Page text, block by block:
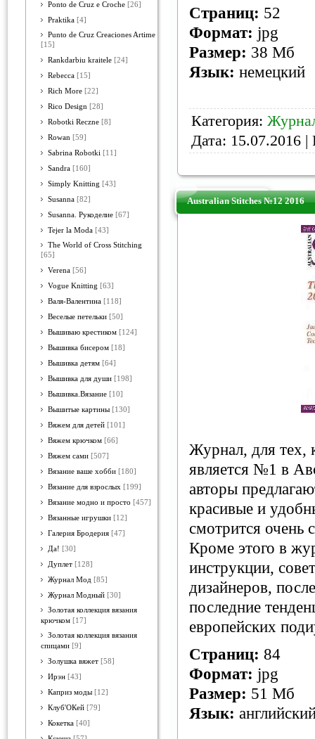
Ponto de Cruz e Croche [26]
Praktika [4]
Punto de Cruz Creaciones Artime
[15]
Rankdarbiu kraitele [24]
Rebecca [15]
Rich More [22]
Rico Design [28]
Robotki Reczne [8]
Rowan [59]
Sabrina Robotki [11]
Sandra [160]
Simply Knitting [43]
Susanna [82]
Susanna. Рукоделие [67]
Tejer la Moda [43]
The World of Cross Stitching
[65]
Verena [56]
Vogue Knitting [63]
Валя-Валентина [118]
Веселые петельки [50]
Вышиваю крестиком [124]
Вышивка бисером [18]
Вышивка детям [64]
Вышивка для души [198]
Вышивка.Вязание [10]
Вышитые картины [130]
Вяжем для детей [101]
Вяжем крючком [66]
Вяжем сами [507]
Вязание ваше хобби [180]
Вязание для взрослых [199]
Вязание модно и просто [457]
Вязанные игрушки [12]
Галерия Бродерия [47]
Да! [30]
Дуплет [128]
Журнал Мод [85]
Журнал Модный [30]
Золотая коллекция вязания
крючком [17]
Золотая коллекция вязания
спицами [9]
Золушка вяжет [58]
Ирэн [43]
Каприз моды [12]
Клуб'ОКей [79]
Кокетка [40]
Страниц: 52
Формат: jpg
Размер: 38 Мб
Язык: немецкий
Категория:
Дата: 15.07.2016 |
Australian Stitches №12 2016
Журнал, для тех,
является №1 в
авторы
красивые и
смотрится очень
Кроме этого в
инструкции,
дизайнеров,
последние
европейских
Страниц: 84
Формат: jpg
Размер: 51 Мб
Язык: